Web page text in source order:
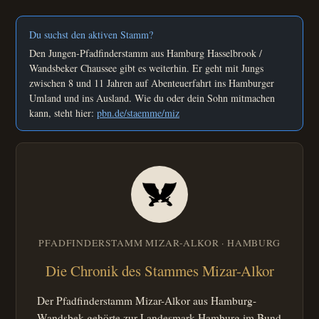
Du suchst den aktiven Stamm?
Den Jungen-Pfadfinderstamm aus Hamburg Hasselbrook /
Wandsbeker Chaussee gibt es weiterhin. Er geht mit Jungs
zwischen 8 und 11 Jahren auf Abenteuerfahrt ins Hamburger
Umland und ins Ausland. Wie du oder dein Sohn mitmachen
kann, steht hier: pbn.de/staemme/miz
PFADFINDERSTAMM MIZAR-ALKOR · HAMBURG
Die Chronik des Stammes Mizar-Alkor
Der Pfadfinderstamm Mizar-Alkor aus Hamburg-